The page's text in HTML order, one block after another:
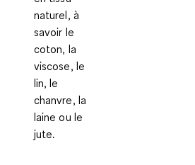
naturel, à
savoir le
coton, la
viscose, le
lin, le
chanvre, la
laine ou le
jute.